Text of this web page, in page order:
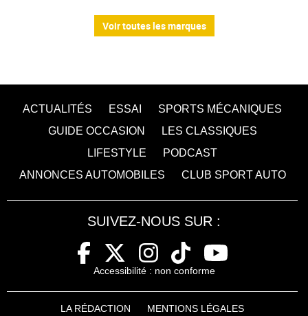
Voir toutes les marques
ACTUALITÉS ESSAI
SPORTS MÉCANIQUES
GUIDE OCCASION
LES CLASSIQUES
LIFESTYLE
PODCAST
ANNONCES AUTOMOBILES
CLUB SPORT AUTO
SUIVEZ-NOUS SUR :
Accessibilité : non conforme
LA RÉDACTION MENTIONS LÉGALES